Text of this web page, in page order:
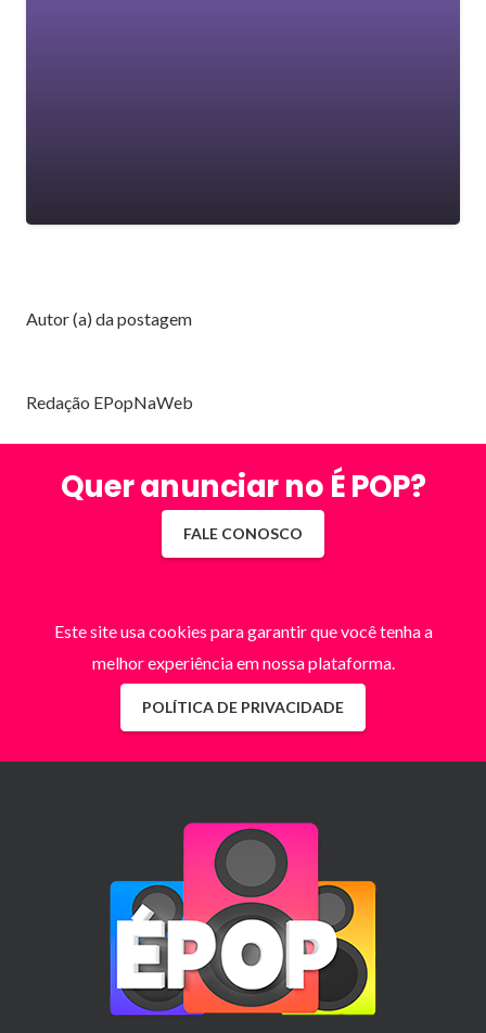
Autor (a) da postagem
Redação EPopNaWeb
Quer anunciar no É POP?
FALE CONOSCO
Este site usa cookies para garantir que você tenha a
melhor experiência em nossa plataforma.
POLÍTICA DE PRIVACIDADE